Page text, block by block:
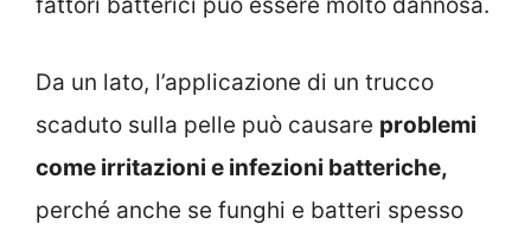
fattori batterici può essere molto dannosa.
Da un lato, l’applicazione di un trucco
scaduto sulla pelle può causare problemi
come irritazioni e infezioni batteriche,
perché anche se funghi e batteri spesso